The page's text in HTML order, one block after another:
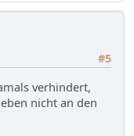
#5
verhindert,
nicht an den